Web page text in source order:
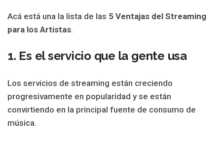
Acá está una la lista de las 5 Ventajas del Streaming
para los Artistas.
1. Es el servicio que la gente usa
Los servicios de streaming están creciendo
progresivamente en popularidad y se están
convirtiendo en la principal fuente de consumo de
música.